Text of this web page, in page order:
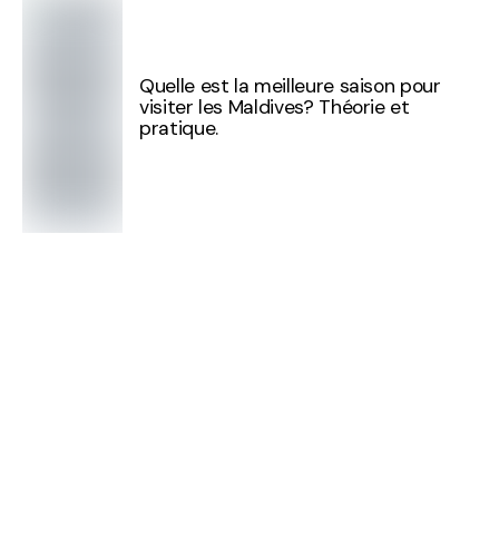
Quelle est la meilleure saison pour
visiter les Maldives? Théorie et
pratique.